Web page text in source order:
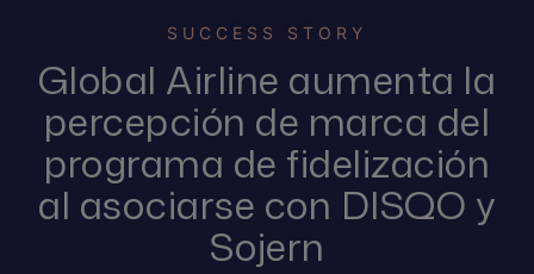
SUCCESS STORY
Global Airline aumenta la
percepción de marca del
programa de fidelización
al asociarse con DISQO y
Sojern